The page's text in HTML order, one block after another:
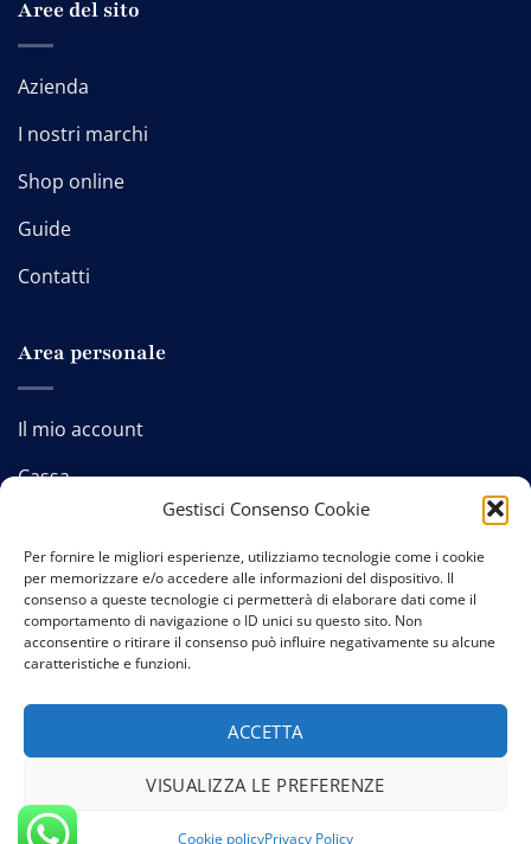
Gestisci Consenso Cookie
Per fornire le migliori esperienze, utilizziamo tecnologie come i cookie
per memorizzare e/o accedere alle informazioni del dispositivo. Il
consenso a queste tecnologie ci permetterà di elaborare dati come il
comportamento di navigazione o ID unici su questo sito. Non
acconsentire o ritirare il consenso può influire negativamente su alcune
caratteristiche e funzioni.
ACCETTA
VISUALIZZA LE PREFERENZE
Cookie policyPrivacy Policy
Aree del sito
Azienda
I nostri marchi
Shop online
Guide
Contatti
Area personale
Il mio account
Cassa
Contatti-Privacy policy-Cookie policy-Termini e
Copyright 2026 © Credits: Studio GTomasselli